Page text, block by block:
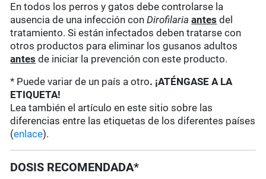
En todos los perros y gatos debe controlarse la
ausencia de una infección conDirofilaria antes del
tratamiento. Si están infectados deben tratarse con
otros productos para eliminar los gusanos adultos
antes de iniciar la prevención con este producto.
* Puede variar de un país a otro. ¡ATÉNGASE A LA
ETIQUETA!
Lea también el artículo en este sitio sobre las
diferencias entre las etiquetas de los diferentes países
(enlace).
DOSIS RECOMENDADA*